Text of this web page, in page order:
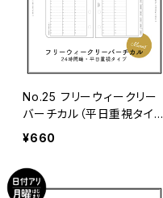
No.25 フリーウィークリー
バーチカル（平日重視タイ
プ・M5サイズ）
¥660